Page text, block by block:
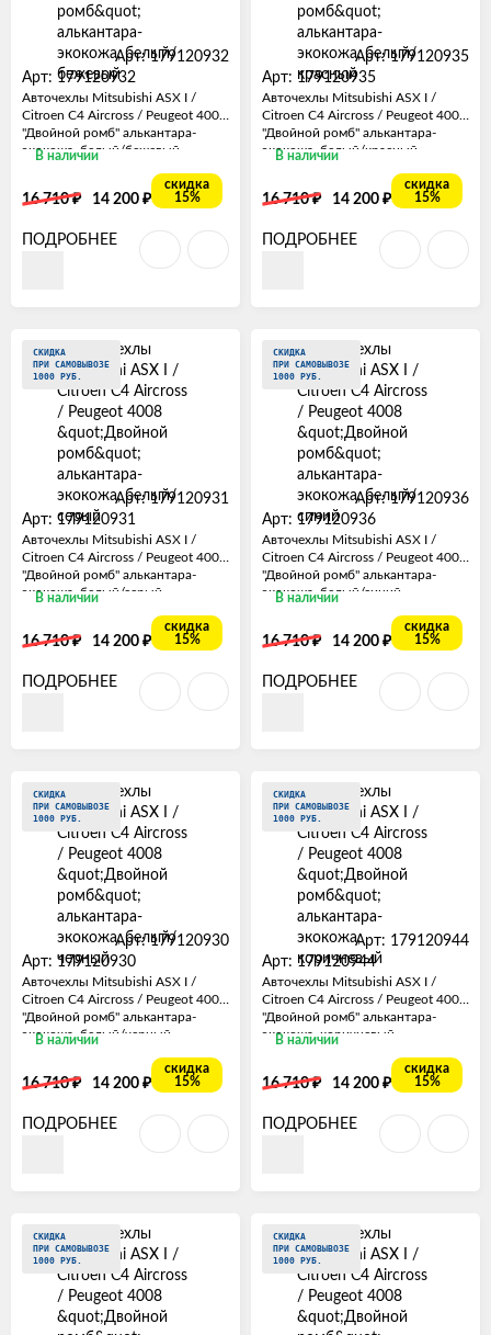
Арт: 179120932
Арт: 179120932
Авточехлы Mitsubishi ASX I /
Citroen C4 Aircross / Peugeot 4008
"Двойной ромб" алькантара-
экокожа, белый/бежевый
В наличии
16 710₽ 14 200 ₽
скидка
15%
ПОДРОБНЕЕ
Арт: 179120935
Арт: 179120935
Авточехлы Mitsubishi ASX I /
Citroen C4 Aircross / Peugeot 4008
"Двойной ромб" алькантара-
экокожа, белый/красный
В наличии
16 710₽ 14 200 ₽
скидка
15%
ПОДРОБНЕЕ
СКИДКА
ПРИ САМОВЫВОЗЕ
1000 РУБ.
Арт: 179120931
Арт: 179120931
Авточехлы Mitsubishi ASX I /
Citroen C4 Aircross / Peugeot 4008
"Двойной ромб" алькантара-
экокожа, белый/серый
В наличии
16 710₽ 14 200 ₽
скидка
15%
ПОДРОБНЕЕ
СКИДКА
ПРИ САМОВЫВОЗЕ
1000 РУБ.
Арт: 179120936
Арт: 179120936
Авточехлы Mitsubishi ASX I /
Citroen C4 Aircross / Peugeot 4008
"Двойной ромб" алькантара-
экокожа, белый/синий
В наличии
16 710₽ 14 200 ₽
скидка
15%
ПОДРОБНЕЕ
СКИДКА
ПРИ САМОВЫВОЗЕ
1000 РУБ.
Арт: 179120930
Арт: 179120930
Авточехлы Mitsubishi ASX I /
Citroen C4 Aircross / Peugeot 4008
"Двойной ромб" алькантара-
экокожа, белый/черный
В наличии
16 710₽ 14 200 ₽
скидка
15%
ПОДРОБНЕЕ
СКИДКА
ПРИ САМОВЫВОЗЕ
1000 РУБ.
Арт: 179120944
Арт: 179120944
Авточехлы Mitsubishi ASX I /
Citroen C4 Aircross / Peugeot 4008
"Двойной ромб" алькантара-
экокожа, коричневый
В наличии
16 710₽ 14 200 ₽
скидка
15%
ПОДРОБНЕЕ
СКИДКА
ПРИ САМОВЫВОЗЕ
1000 РУБ.
СКИДКА
ПРИ САМОВЫВОЗЕ
1000 РУБ.